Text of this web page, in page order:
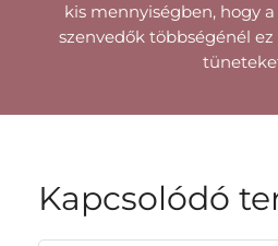
kis mennyiségben, hogy
szenvedők többségénél
Kapcsolódó